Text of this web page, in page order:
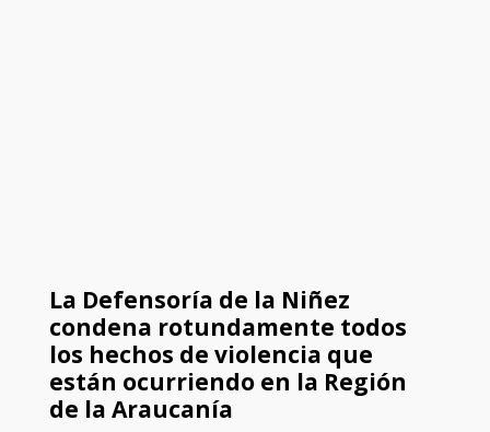
La Defensoría de la Niñez
condena rotundamente todos
los hechos de violencia que
están ocurriendo en la Región
de la Araucanía